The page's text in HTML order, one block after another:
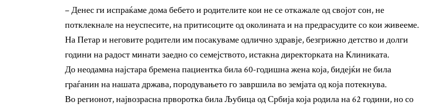
– Денес ги испраќаме дома бебето и родителите кои не се откажале од својот сон, не
потклекнале на неуспесите, на притисоците од околината и на предрасудите со кои живееме.
На Петар и неговите родители им посакуваме одлично здравје, безгрижно детство и долги
години на радост минати заедно со семејството, истакна директорката на Клиниката.
До неодамна најстара бремена пациентка била 60-годишна жена која, бидејќи не била
граѓанин на нашата држава, породувањето го завршила во земјата од која потекнува.
Во регионот, највозрасна прворотка била Љубица од Србија која родила на 62 години, но со